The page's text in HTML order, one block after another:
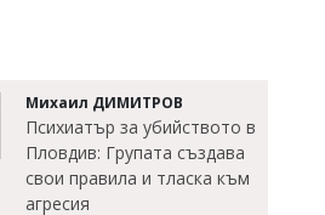
Михаил ДИМИТРОВ
Психиатър за убийството в
Пловдив: Групата създава
свои правила и тласка към
агресия